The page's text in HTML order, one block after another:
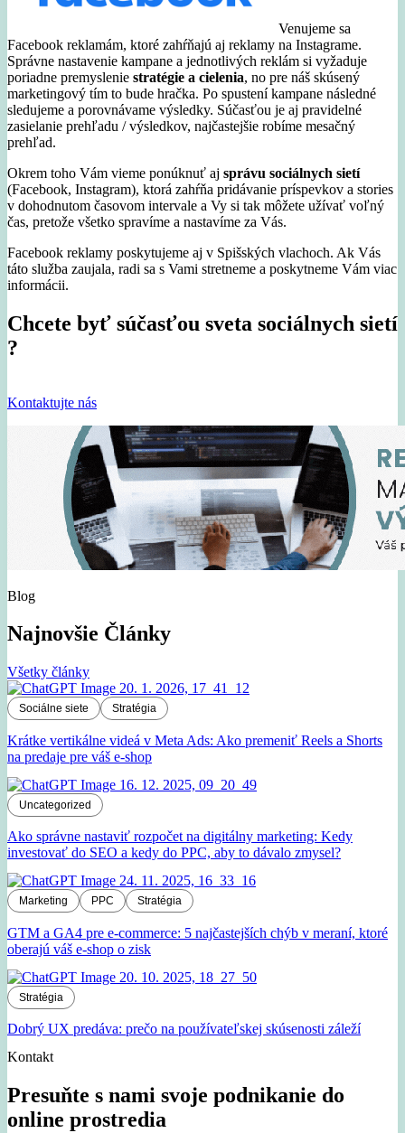
Venujeme sa
Facebook reklamám, ktoré zahŕňajú aj reklamy na Instagrame.
Správne nastavenie kampane a jednotlivých reklám si vyžaduje
poriadne premyslenie stratégie a cielenia, no pre náš skúsený
marketingový tím to bude hračka. Po spustení kampane následné
sledujeme a porovnávame výsledky. Súčasťou je aj pravidelné
zasielanie prehľadu / výsledkov, najčastejšie robíme mesačný
prehľad.
Okrem toho Vám vieme ponúknuť aj správu sociálnych sietí
(Facebook, Instagram), ktorá zahŕňa pridávanie príspevkov a stories
v dohodnutom časovom intervale a Vy si tak môžete užívať voľný
čas, pretože všetko spravíme a nastavíme za Vás.
Facebook reklamy poskytujeme aj v Spišských vlachoch. Ak Vás
táto služba zaujala, radi sa s Vami stretneme a poskytneme Vám viac
informácii.
Chcete byť súčasťou sveta sociálnych sietí
?
Kontaktujte nás
Blog
Najnovšie Články
Všetky články
Sociálne siete Stratégia
Krátke vertikálne videá v Meta Ads: Ako premeniť Reels a Shorts
na predaje pre váš e-shop
Uncategorized
Ako správne nastaviť rozpočet na digitálny marketing: Kedy
investovať do SEO a kedy do PPC, aby to dávalo zmysel?
Marketing PPC Stratégia
GTM a GA4 pre e-commerce: 5 najčastejších chýb v meraní, ktoré
oberajú váš e-shop o zisk
Stratégia
Dobrý UX predáva: prečo na používateľskej skúsenosti záleží
Kontakt
Presuňte s nami svoje podnikanie do
online prostredia